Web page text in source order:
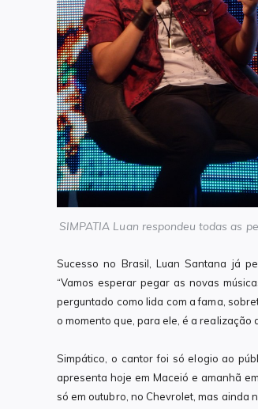
SIMPATIA Luan respondeu todas as
Sucesso no Brasil, Luan Santana já
“Vamos esperar pegar as novas
perguntado como lida com a fama,
o momento que, para ele, é a realização
Simpático, o cantor foi só elogio ao
apresenta hoje em Maceió e amanhã
só em outubro, no Chevrolet, mas ainda